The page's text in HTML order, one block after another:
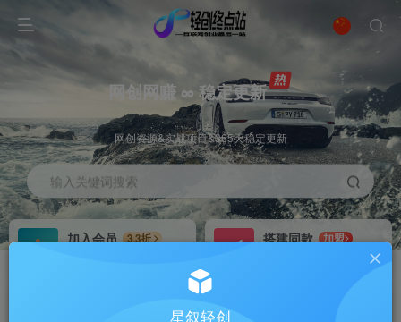
网创网赚 ∞ 稳定更新
网创资源&实战项目&365天稳定更新
输入关键词搜索
加入会员
3.3折
搭建同款
加盟
星叙轻创